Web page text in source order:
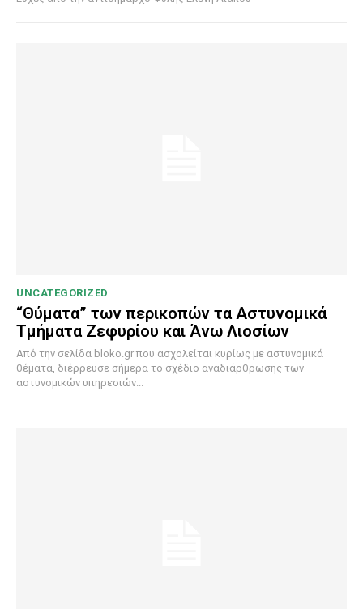
UNCATEGORIZED
“Θύματα” των περικοπών τα Αστυνομικά
Τμήματα Ζεφυρίου και Άνω Λιοσίων
Από την σελίδα bloko.gr που ασχολείται κυρίως με αστυνομικά
θέματα, διέρρευσε σήμερα το σχέδιο αναδιάρθρωσης των
αστυνομικών υπηρεσιών...